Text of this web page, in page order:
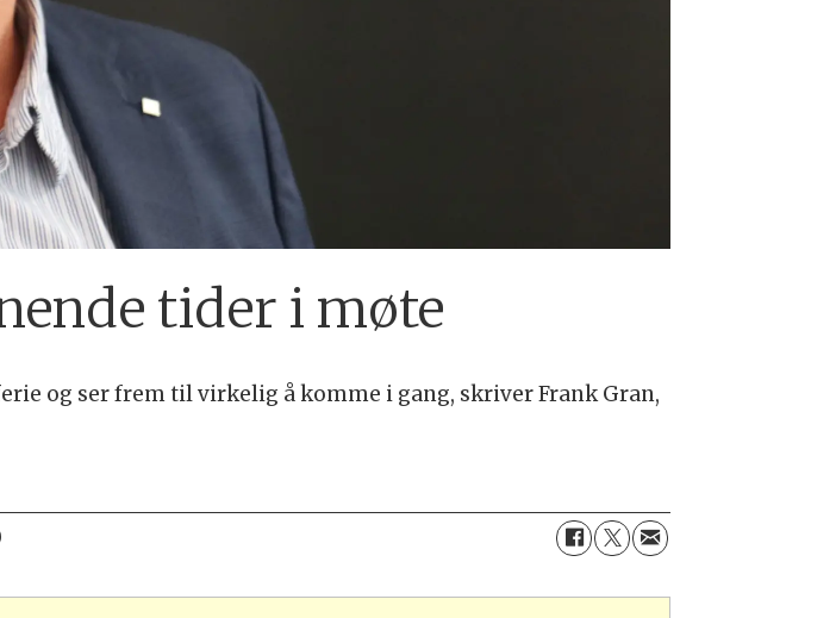
tider i møte
og ser frem til virkelig å komme i gang, skriver Frank Gran,